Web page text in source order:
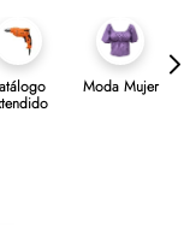
Moda Mujer